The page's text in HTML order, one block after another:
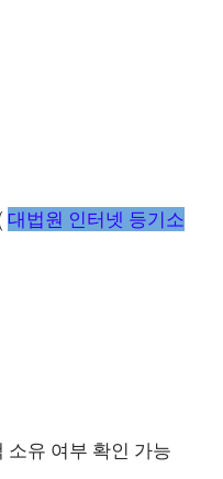
대법원 인터넷 등기소
소유 여부 확인 가능